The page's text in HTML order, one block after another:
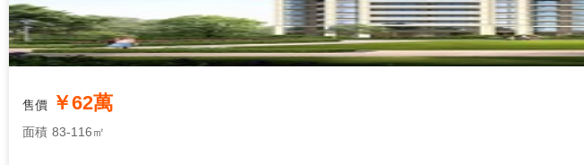
售價 ￥62萬
面積 83-116㎡